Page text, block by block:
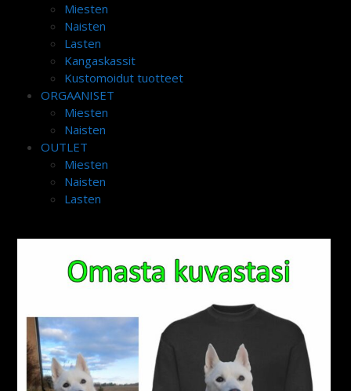
Miesten
Naisten
Lasten
Kangaskassit
Kustomoidut tuotteet
ORGAANISET
Miesten
Naisten
OUTLET
Miesten
Naisten
Lasten